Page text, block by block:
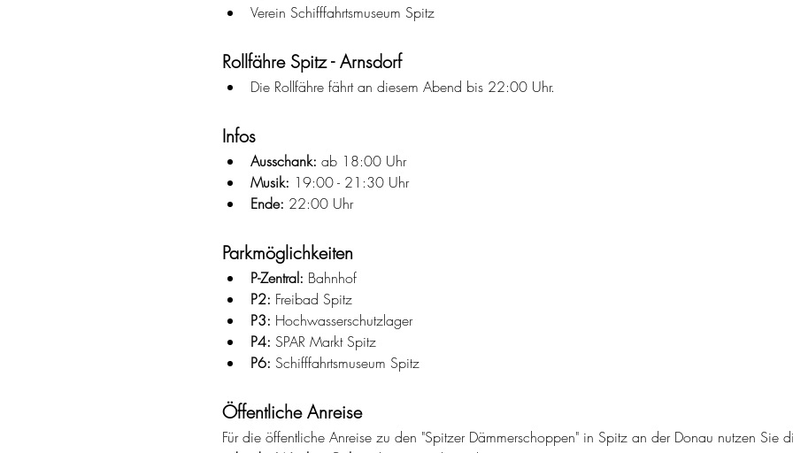
Verein Schifffahrtsmuseum Spitz
Rollfähre Spitz - Arnsdorf
Die Rollfähre fährt an diesem Abend bis 22:00 Uhr.
Infos
Ausschank: ab 18:00 Uhr
Musik: 19:00 - 21:30 Uhr
Ende: 22:00 Uhr
Parkmöglichkeiten
P-Zentral: Bahnhof
P2: Freibad Spitz
P3: Hochwasserschutzlager
P4: SPAR Markt Spitz
P6: Schifffahrtsmuseum Spitz
Öffentliche Anreise
Für die öffentliche Anreise zu den "Spitzer Dämmerschoppen" in Spitz an der Donau nutzen Sie